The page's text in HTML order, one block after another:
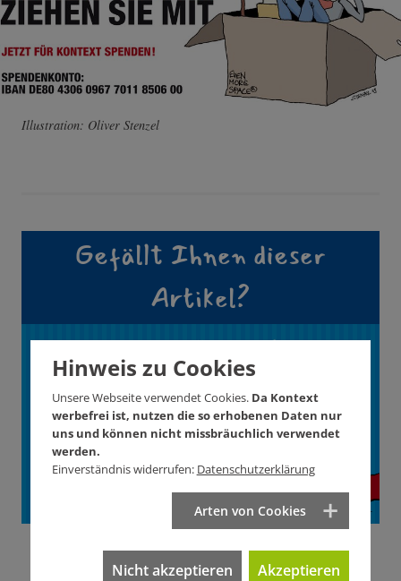
Illustration: Oliver Stenzel
Gefällt Ihnen dieser
Artikel?
Unterstützen Sie
KONTEXT!
Wie? Hier! Jetzt!
Hinweis zu Cookies
Unsere Webseite verwendet Cookies. Da Kontext
werbefrei ist, nutzen die so erhobenen Daten nur
uns und können nicht missbräuchlich verwendet
werden.
Einverständnis widerrufen: Datenschutzerklärung
Arten von Cookies
Nicht akzeptieren Akzeptieren